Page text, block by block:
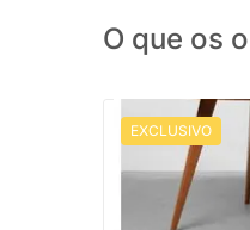
O que os
EXCLUSIVO
Mesa de Jantar
Freijó - 1,18m